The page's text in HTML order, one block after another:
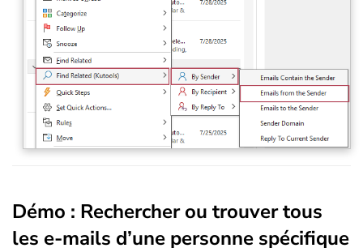
Démo : Rechercher ou trouver tous
les e-mails d’une personne spécifique